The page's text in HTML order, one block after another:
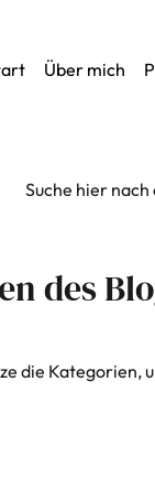
Über mich
Suche hier
des
die Kategorien,